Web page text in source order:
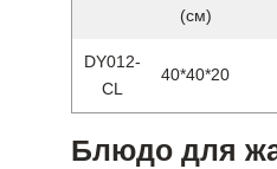
(см)
DY012-
CL
40*40*20
Блюдо для